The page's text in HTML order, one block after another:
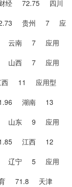
财经 72.75 四川
72.73 贵州 7 应
云南 7 应用
山西 7 应用
西 11 应用型
湖南 13
山东 9 应用
江西 12
辽宁 5 应用
育 71.8 天津